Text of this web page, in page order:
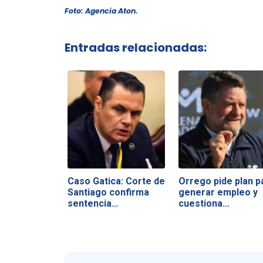
Foto: Agencia Aton.
Entradas relacionadas:
Caso Gatica: Corte de
Santiago confirma
sentencia…
Orrego pide plan
generar empleo y
cuestiona…